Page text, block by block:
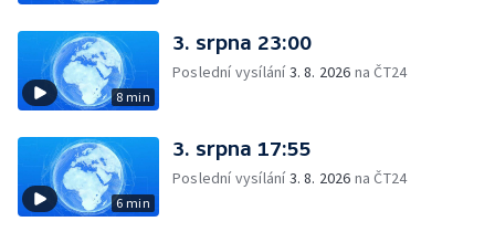
8 min
3. srpna 23:00
Poslední vysílání3. 8. 2026 na ČT24
6 min
3. srpna 17:55
Poslední vysílání3. 8. 2026 na ČT24